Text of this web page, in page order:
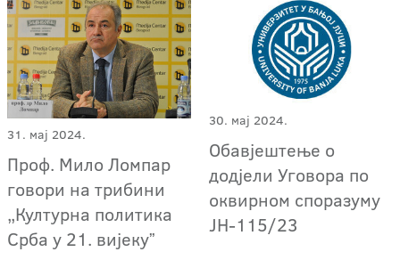
31. мај 2024.
Проф. Мило Ломпар
говори на трибини
„Културна политика
Срба у 21. вијекуˮ
30. мај 2024.
Обавјештење о
додјели Уговора по
оквирном споразуму
ЈН-115/23